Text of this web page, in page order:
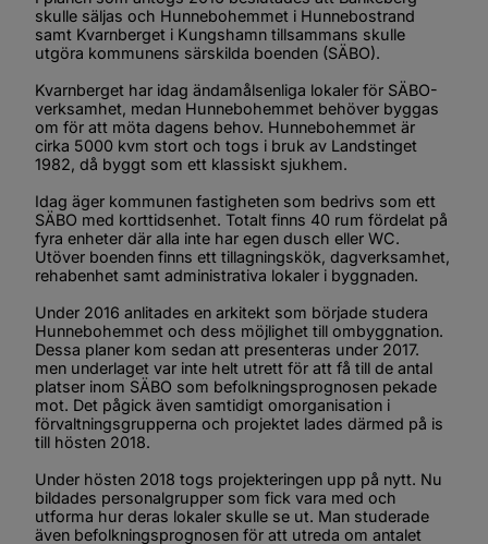
skulle säljas och Hunnebohemmet i Hunnebostrand
samt Kvarnberget i Kungshamn tillsammans skulle
utgöra kommunens särskilda boenden (SÄBO).
Kvarnberget har idag ändamålsenliga lokaler för SÄBO-
verksamhet, medan Hunnebohemmet behöver byggas
om för att möta dagens behov. Hunnebohemmet är
cirka 5000 kvm stort och togs i bruk av Landstinget
1982, då byggt som ett klassiskt sjukhem.
Idag äger kommunen fastigheten som bedrivs som ett
SÄBO med korttidsenhet. Totalt finns 40 rum fördelat på
fyra enheter där alla inte har egen dusch eller WC.
Utöver boenden finns ett tillagningskök, dagverksamhet,
rehabenhet samt administrativa lokaler i byggnaden.
Under 2016 anlitades en arkitekt som började studera
Hunnebohemmet och dess möjlighet till ombyggnation.
Dessa planer kom sedan att presenteras under 2017.
men underlaget var inte helt utrett för att få till de antal
platser inom SÄBO som befolkningsprognosen pekade
mot. Det pågick även samtidigt omorganisation i
förvaltningsgrupperna och projektet lades därmed på is
till hösten 2018.
Under hösten 2018 togs projekteringen upp på nytt. Nu
bildades personalgrupper som fick vara med och
utforma hur deras lokaler skulle se ut. Man studerade
även befolkningsprognosen för att utreda om antalet